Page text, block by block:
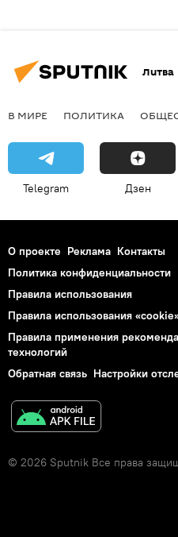
Литва
В МИРЕ ПОЛИТИКА
Telegram Дзен
О проекте Реклама Контакты
Политика конфиденциальности
Правила использования
Правила использования
Правила применения
технологий
Обратная связь Настройки
© 2026 Sputnik Все права